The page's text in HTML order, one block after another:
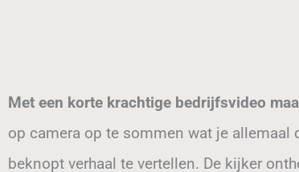
Met een korte krachtige bedrijfsvideo
op camera op te sommen wat je allemaal
beknopt verhaal te vertellen. De kijker